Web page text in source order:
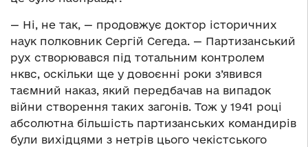
— Ні, не так, — продовжує доктор історичних
наук полковник Сергій Сегеда. — Партизанський
рух створювався під тотальним контролем
нквс, оскільки ще у довоєнні роки з’явився
таємний наказ, який передбачав на випадок
війни створення таких загонів. Тож у 1941 році
абсолютна більшість партизанських командирів
були вихідцями з нетрів цього чекістського